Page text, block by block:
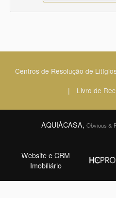
Centros de Resolução de
| Livro de
AQUIÀCASA, Obvious &
Website e CRM
Imobiliário